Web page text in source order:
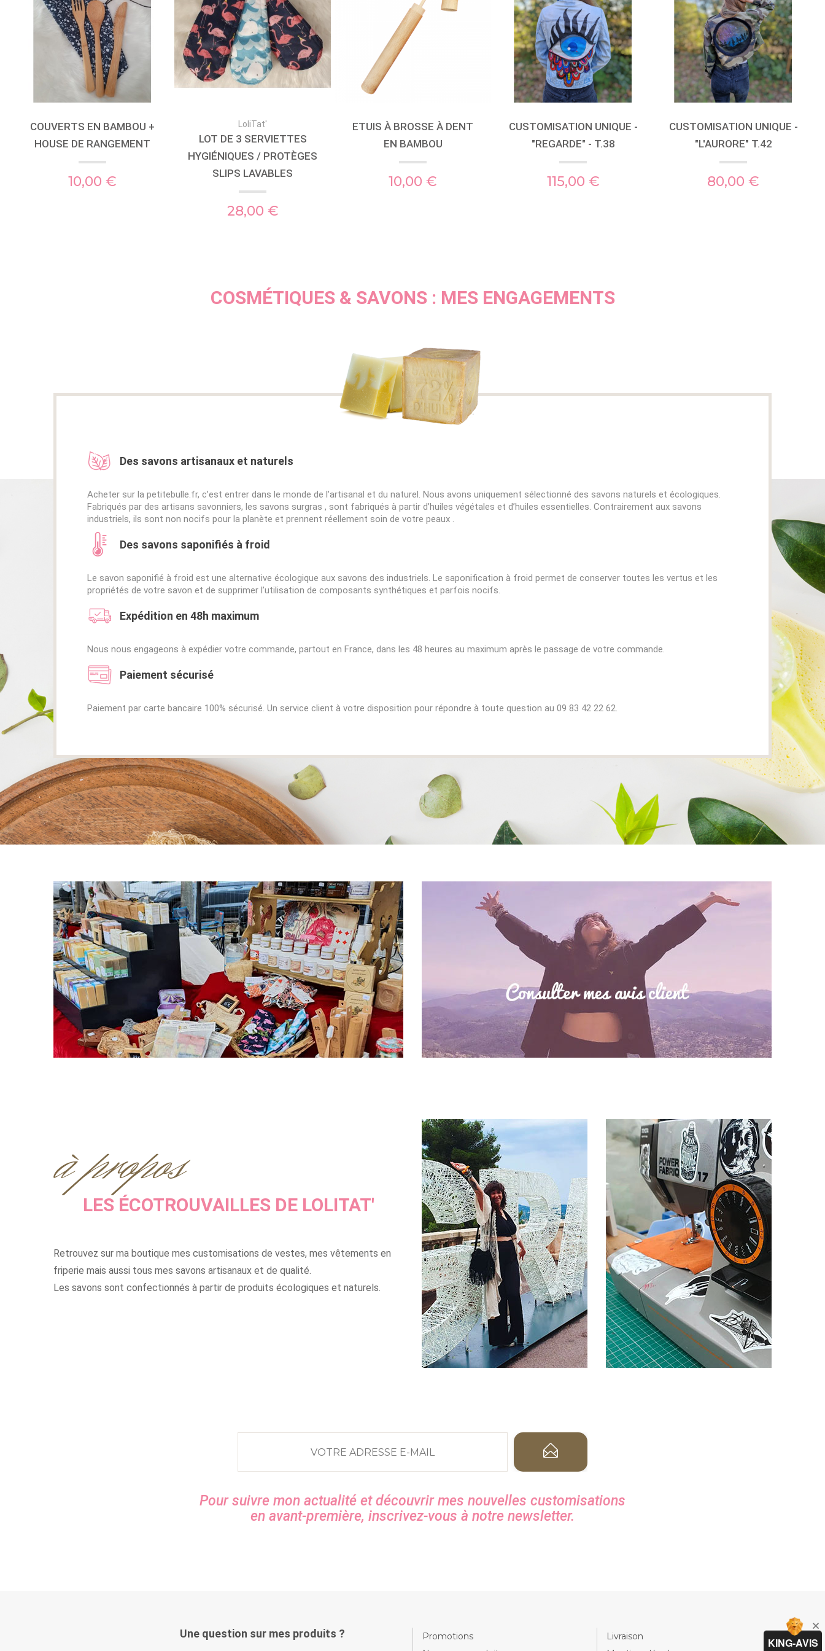
COUVERTS EN BAMBOU +
HOUSE DE RANGEMENT
10,00 €
LoliTat'
LOT DE 3 SERVIETTES
HYGIÉNIQUES / PROTÈGES
SLIPS LAVABLES
28,00 €
ETUIS À BROSSE À DENT
EN BAMBOU
10,00 €
CUSTOMISATION UNIQUE -
"REGARDE" - T.38
115,00 €
CUSTOMISATION UNIQUE -
"L'AURORE" T.42
80,00 €
COSMÉTIQUES & SAVONS : MES ENGAGEMENTS
Des savons artisanaux et naturels
Acheter sur la petitebulle.fr, c’est entrer dans le monde de l’artisanal et du naturel. Nous avons uniquement sélectionné des savons naturels et écologiques.
Fabriqués par des artisans savonniers, les savons surgras , sont fabriqués à partir d’huiles végétales et d’huiles essentielles. Contrairement aux savons
industriels, ils sont non nocifs pour la planète et prennent réellement soin de votre peaux .
Des savons saponifiés à froid
Le savon saponifié à froid est une alternative écologique aux savons des industriels. Le saponification à froid permet de conserver toutes les vertus et les
propriétés de votre savon et de supprimer l’utilisation de composants synthétiques et parfois nocifs.
Expédition en 48h maximum
Nous nous engageons à expédier votre commande, partout en France, dans les 48 heures au maximum après le passage de votre commande.
Paiement sécurisé
Paiement par carte bancaire 100% sécurisé. Un service client à votre disposition pour répondre à toute question au 09 83 42 22 62.
à propos
LES ÉCOTROUVAILLES DE LOLITAT'
Retrouvez sur ma boutique mes customisations de vestes, mes vêtements en
friperie mais aussi tous mes savons artisanaux et de qualité.
Les savons sont confectionnés à partir de produits écologiques et naturels.
Pour suivre mon actualité et découvrir mes nouvelles customisations
en avant-première, inscrivez-vous à notre newsletter.
Une question sur mes produits ?
Promotions
Livraison
KING-AVIS